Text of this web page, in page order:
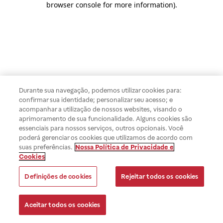
browser console for more information).
Durante sua navegação, podemos utilizar cookies para:
confirmar sua identidade; personalizar seu acesso; e
acompanhar a utilização de nossos websites, visando o
aprimoramento de sua funcionalidade. Alguns cookies são
essenciais para nossos serviços, outros opcionais. Você
poderá gerenciar os cookies que utilizamos de acordo com
suas preferências. Nossa Política de Privacidade e
Cookies
Definições de cookies Rejeitar todos os cookies
Aceitar todos os cookies